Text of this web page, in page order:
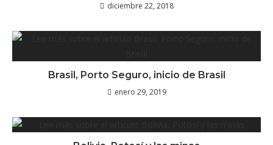
diciembre 22, 2018
Brasil, Porto Seguro, inicio de Brasil
enero 29, 2019